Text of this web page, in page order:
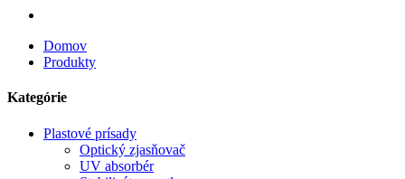
Domov
Produkty
Kategórie
Plastové prísady
Optický zjasňovač
UV absorbér